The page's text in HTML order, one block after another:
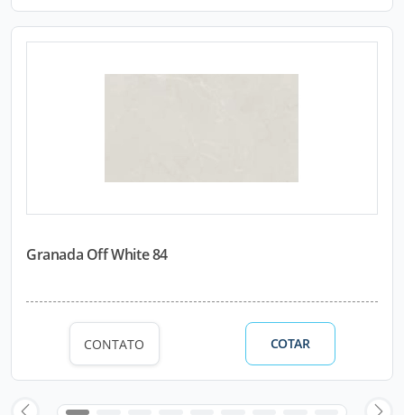
Granada Off White 84
CONTATO COTAR